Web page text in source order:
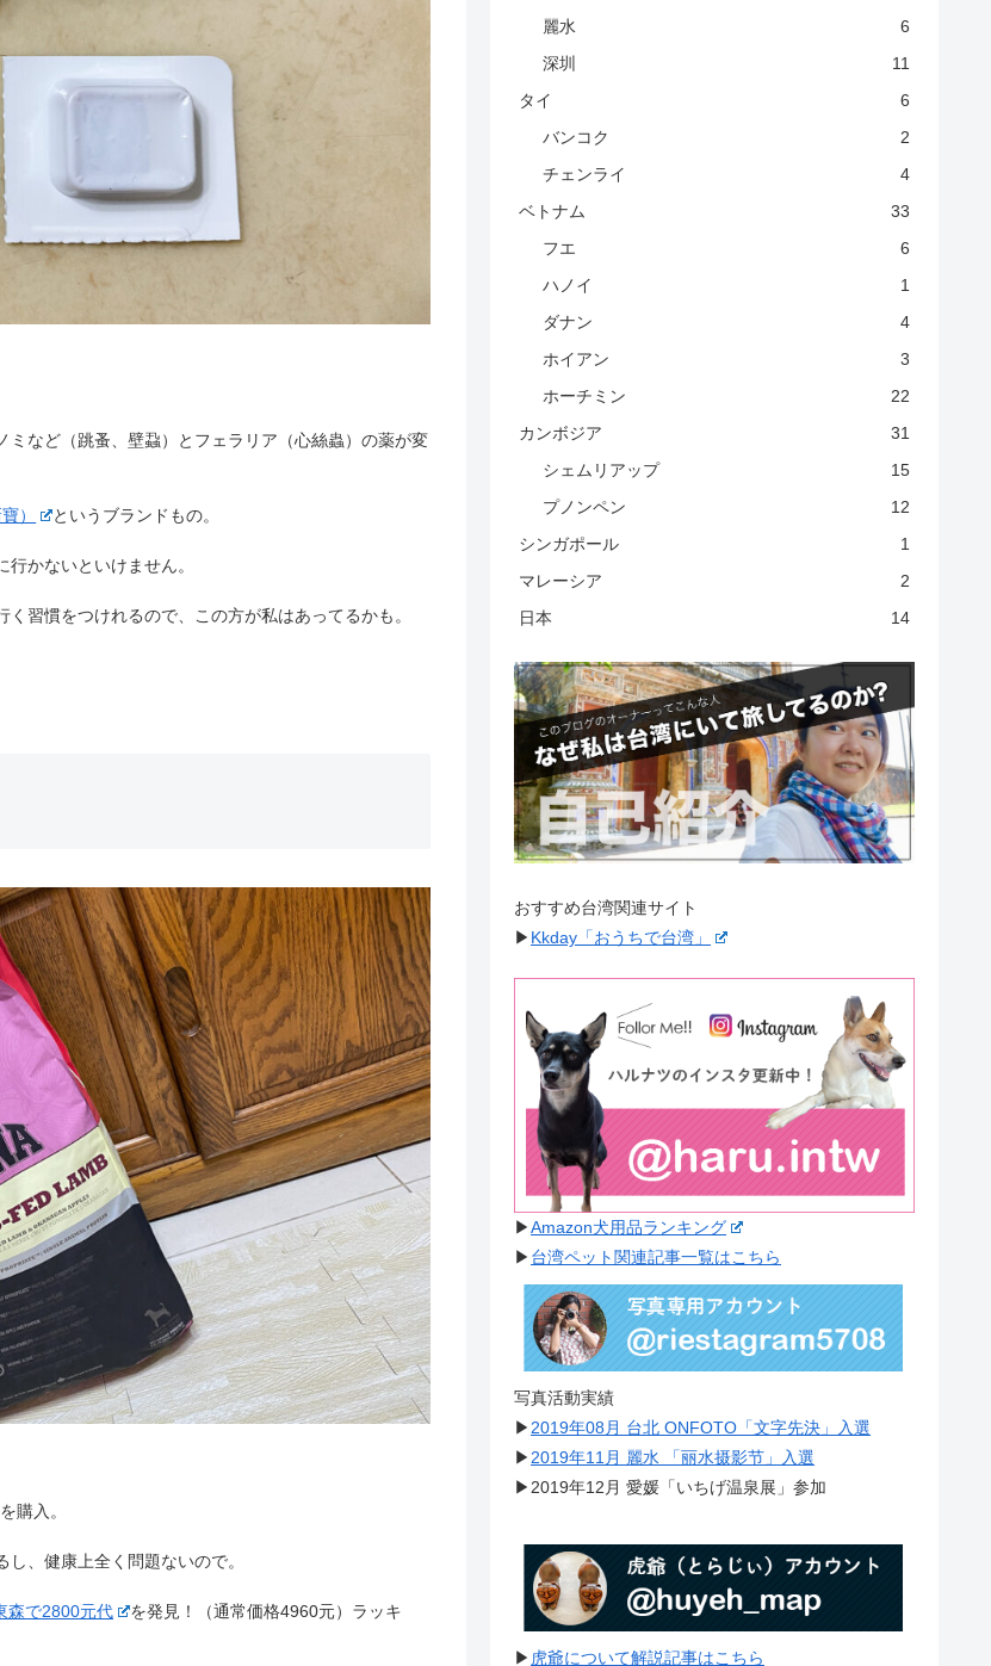
など（跳蚤、壁蝨）とフェラリア（心絲蟲）の薬が変
） というブランドもの。
かないといけません。
習慣をつけれるので、この方が私はあってるかも。
購入。
、健康上全く問題ないので。
森で2800元代
を発見！（通常価格4960元）ラッキ
麗水
6
深圳
11
タイ
6
バンコク
2
チェンライ
4
ベトナム
33
フエ
6
ハノイ
1
ダナン
4
ホイアン
3
ホーチミン
22
カンボジア
31
シェムリアップ
15
プノンペン
12
シンガポール
1
マレーシア
2
日本
14
おすすめ台湾関連サイト
▶︎ Kkday「おうちで台湾」
▶︎Amazon犬用品ランキング
▶︎ 台湾ペット関連記事一覧はこちら
写真活動実績
▶︎ 2019年08月 台北 ONFOTO「文字先決」入選
▶︎ 2019年11月 麗水 「丽水摄影节」入選
▶︎2019年12月 愛媛「いちげ温泉展」参加
▶︎ 虎爺について解説記事はこちら